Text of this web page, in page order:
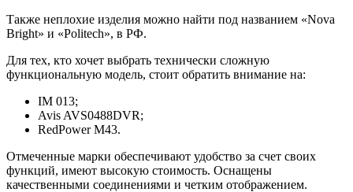
Также неплохие изделия можно найти под названием «Nova
Bright» и «Politech», в РФ.
Для тех, кто хочет выбрать технически сложную
функциональную модель, стоит обратить внимание на:
IM 013;
Avis AVS0488DVR;
RedPower M43.
Отмеченные марки обеспечивают удобство за счет своих
функций, имеют высокую стоимость. Оснащены
качественными соединениями и четким отображением.